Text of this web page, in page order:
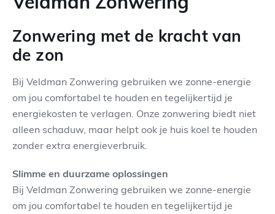
Contact
Zonwering met de kracht van
de zon
Bij Veldman Zonwering gebruiken we zonne-energie
om jou comfortabel te houden en tegelijkertijd je
energiekosten te verlagen. Onze zonwering biedt niet
alleen schaduw, maar helpt ook je huis koel te houden
zonder extra energieverbruik.
Slimme en duurzame oplossingen
Bij Veldman Zonwering gebruiken we zonne-energie
om jou comfortabel te houden en tegelijkertijd je